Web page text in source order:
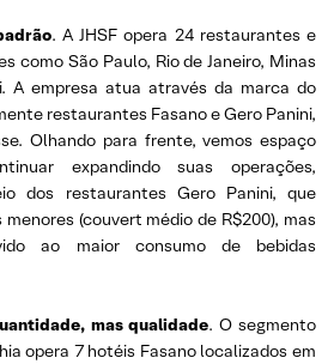
. A JHSF opera 24 restaurantes e
como São Paulo, Rio de Janeiro, Minas
A empresa atua através da marca do
restaurantes Fasano e Gero Panini,
Olhando para frente, vemos espaço
expandindo suas operações,
dos restaurantes Gero Panini, que
(couvert médio de R$200), mas
ao maior consumo de bebidas
mas qualidade. O segmento
opera 7 hotéis Fasano localizados em